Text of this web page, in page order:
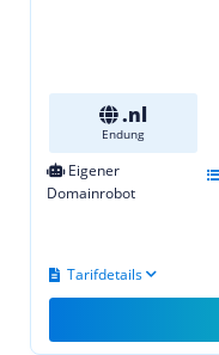
.nl
Endung
Eigener
Domainrobot
Tarifdetails